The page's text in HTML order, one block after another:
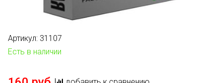
Артикул: 31107
Есть в наличии